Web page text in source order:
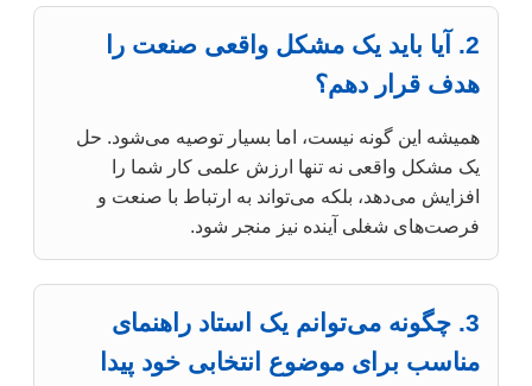
2. آیا باید یک مشکل واقعی صنعت را
هدف قرار دهم؟
همیشه این گونه نیست، اما بسیار توصیه می‌شود. حل
یک مشکل واقعی نه تنها ارزش علمی کار شما را
افزایش می‌دهد، بلکه می‌تواند به ارتباط با صنعت و
فرصت‌های شغلی آینده نیز منجر شود.
3. چگونه می‌توانم یک استاد راهنمای
مناسب برای موضوع انتخابی خود پیدا